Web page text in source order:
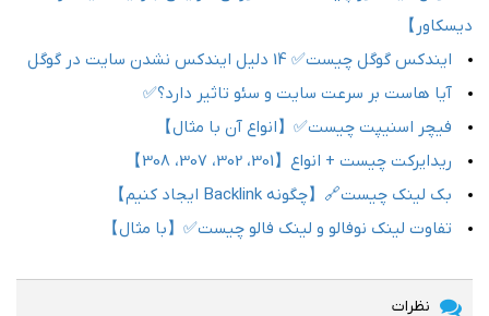
دیسکاور】
ایندکس گوگل چیست✅ 14 دلیل ایندکس نشدن سایت در گوگل
آیا هاست بر سرعت سایت و سئو تاثیر دارد؟✅
فیچر اسنیپت چیست✅【انواع آن با مثال】
ریدایرکت چیست + انواع【301، 302، 307، 308】
بک لینک چیست🔗【چگونه Backlink ایجاد کنیم】
تفاوت لینک نوفالو و لینک فالو چیست✅【با مثال】
نظرات